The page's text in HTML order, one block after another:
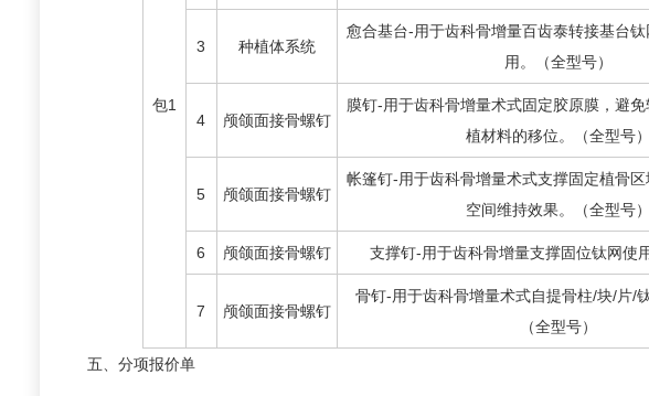
包1
3 种植体系统
愈合基台-用于齿科骨增量百齿泰转接基台
用。（全型号）
4 颅颌面接骨螺钉
膜钉-用于齿科骨增量术式固定胶原膜，避
植材料的移位。（全型号）
5 颅颌面接骨螺钉
帐篷钉-用于齿科骨增量术式支撑固定植骨
空间维持效果。（全型号）
6 颅颌面接骨螺钉 支撑钉-用于齿科骨增量支撑固位钛网使
7 颅颌面接骨螺钉
骨钉-用于齿科骨增量术式自提骨柱/块/片/
（全型号）
五、分项报价单